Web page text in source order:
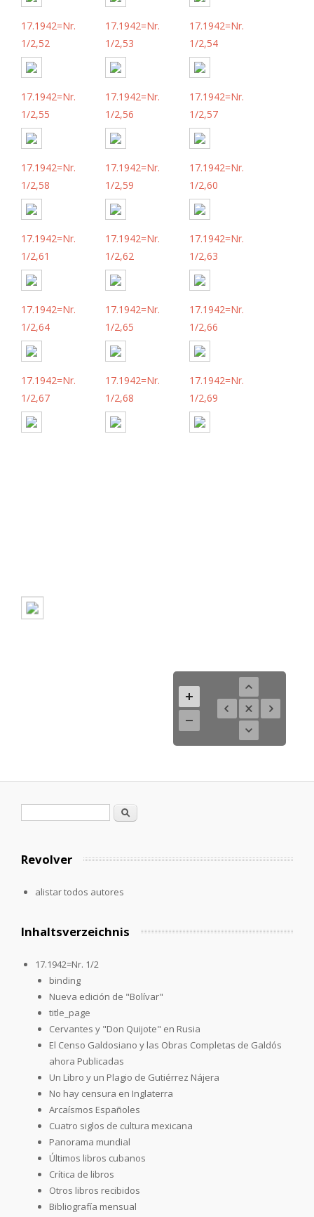
17.1942=Nr.
1/2,52
17.1942=Nr.
1/2,53
17.1942=Nr.
1/2,54
17.1942=Nr.
1/2,55
17.1942=Nr.
1/2,56
17.1942=Nr.
1/2,57
17.1942=Nr.
1/2,58
17.1942=Nr.
1/2,59
17.1942=Nr.
1/2,60
17.1942=Nr.
1/2,61
17.1942=Nr.
1/2,62
17.1942=Nr.
1/2,63
17.1942=Nr.
1/2,64
17.1942=Nr.
1/2,65
17.1942=Nr.
1/2,66
17.1942=Nr.
1/2,67
17.1942=Nr.
1/2,68
17.1942=Nr.
1/2,69
Formulario de búsqueda
Buscar
Revolver
alistar todos autores
Inhaltsverzeichnis
17.1942=Nr. 1/2
binding
Nueva edición de "Bolívar"
title_page
Cervantes y "Don Quijote" en Rusia
El Censo Galdosiano y las Obras Completas de Galdós
ahora Publicadas
Un Libro y un Plagio de Gutiérrez Nájera
No hay censura en Inglaterra
Arcaísmos Españoles
Cuatro siglos de cultura mexicana
Panorama mundial
Últimos libros cubanos
Crítica de libros
Otros libros recibidos
Bibliografía mensual